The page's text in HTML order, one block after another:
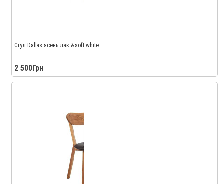
Стул Dallas ясень лак & soft white
2 500Грн